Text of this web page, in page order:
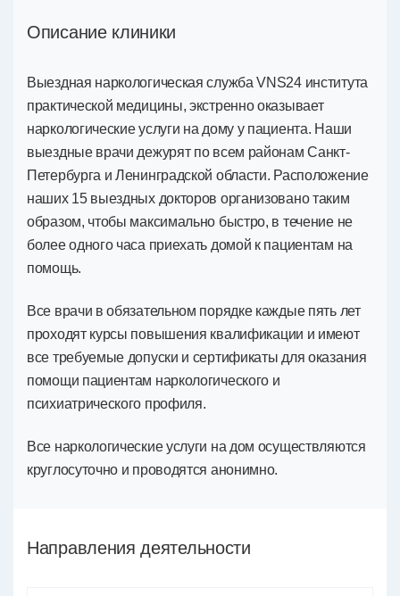
Описание клиники
Выездная наркологическая служба VNS24 института
практической медицины, экстренно оказывает
наркологические услуги на дому у пациента. Наши
выездные врачи дежурят по всем районам Санкт-
Петербурга и Ленинградской области. Расположение
наших 15 выездных докторов организовано таким
образом, чтобы максимально быстро, в течение не
более одного часа приехать домой к пациентам на
помощь.
Все врачи в обязательном порядке каждые пять лет
проходят курсы повышения квалификации и имеют
все требуемые допуски и сертификаты для оказания
помощи пациентам наркологического и
психиатрического профиля.
Все наркологические услуги на дом осуществляются
круглосуточно и проводятся анонимно.​
Направления деятельности